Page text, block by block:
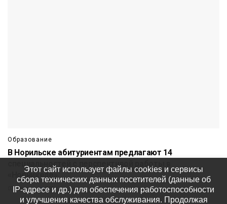
Образование
В Норильске абитуриентам предлагают 14
специальностей с перспективой работы в
«Норникеле»
07 августа 705
Этот сайт использует файлы cookies и сервисы
сбора технических данных посетителей (данные об
IP-адресе и др.) для обеспечения работоспособности
и улучшения качества обслуживания. Продолжая